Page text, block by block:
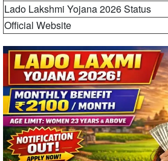
Lado Lakshmi Yojana 2026 Status
Official Website